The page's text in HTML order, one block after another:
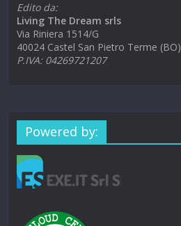
Edito da:
Living The Dream srls
Via Riniera 1514/G
40024 Castel San Pietro Terme (BO)
P.IVA: 04269721207
Powered by: